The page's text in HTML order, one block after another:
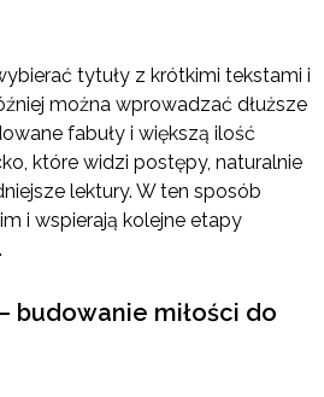
tytuły z krótkimi tekstami i
można wprowadzać dłuższe
fabuły i większą ilość
które widzi postępy, naturalnie
lektury. W ten sposób
i wspierają kolejne etapy
budowanie miłości do